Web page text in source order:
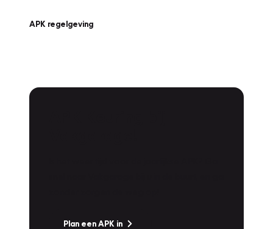
APK regelgeving
Plan een APK in